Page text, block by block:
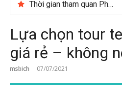
Cuối năm có nên đi du lịch Phú Quốc không?
Lựa chọn tour
giá rẻ – không
msbich 07/07/2021